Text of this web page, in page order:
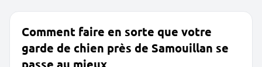
Comment faire en sorte que votre
garde de chien près de Samouillan se